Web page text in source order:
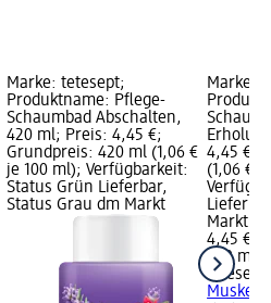
Marke: tetesept;
Produktname: Pflege-
Schaumbad Abschalten,
420 ml; Preis: 4,45 €;
Grundpreis: 420 ml (1,06 €
je 100 ml); Verfügbarkeit:
Status Grün Lieferbar,
Status Grau dm Markt
Marke:
4,45 €;
(1,06 €
Markt
4,45 €
420 ml
tetesept
Muskel-